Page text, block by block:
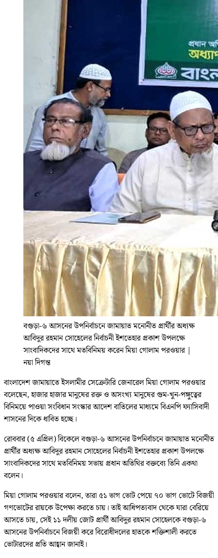
বগুড়া-৬ আসনের উপনির্বাচনে জামায়াত মনোনীত প্রার্থীর অধ্যক্ষ
আবিদুর রহমান সোহেলের নির্বাচনী ইশতেহার প্রকাশ উপলক্ষে
সাংবাদিকদের সাথে মতবিনিময় করেন মিয়া গোলাম পরওয়ার |
নয়া দিগন্ত
বাংলাদেশ জামায়াতে ইসলামীর সেক্রেটারি জেনারেল মিয়া গোলাম পরওয়ার
বলেছেন, হাজার হাজার মানুষের রক্ত ও অসংখ্য মানুষের গুম-খুন-পঙ্গুত্বের
বিনিময়ে পাওয়া সংবিধান সংস্কার আদেশ বাতিলের মাধ্যমে বিএনপি ফ্যাসিবাদী
শাসনের দিকে ধাবিত হচ্ছে।
রোববার (৫ এপ্রিল) বিকেলে বগুড়া-৬ আসনের উপনির্বাচনে জামায়াত মনোনীত
প্রার্থীর অধ্যক্ষ আবিদুর রহমান সোহেলের নির্বাচনী ইশতেহার প্রকাশ উপলক্ষে
সাংবাদিকদের সাথে মতবিনিময় সভায় প্রধান অতিথির বক্তব্যে তিনি একথা
বলেন।
মিয়া গোলাম পরওয়ার বলেন, তারা ৫১ ভাগ ভোট পেয়ে ৭০ ভাগ ভোটে বিজয়ী
গণভোটের রায়কে উপেক্ষা করতে চায়। তাই আধিপত্যবাদ থেকে যারা বেরিয়ে
আসতে চায়, সেই ১১ দলীয় জোট প্রার্থী আবিদুর রহমান সোহেলকে বগুড়া-৬
আসনের উপনির্বাচনে বিজয়ী করে বিরোধীদলের হাতকে শক্তিশালী করতে
ভোটারদের প্রতি আহ্বান জানাই।